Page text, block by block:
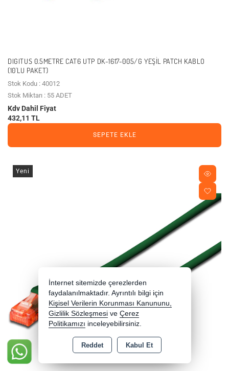
DIGITUS 0.5METRE CAT6 UTP DK-1617-005/G YEŞIL PATCH KABLO
(10'LU PAKET)
Stok Kodu : 40012
Stok Miktarı : 55 ADET
Kdv Dahil Fiyat
432,11 TL
SEPETE EKLE
Yeni
İnternet sitemizde çerezlerden
faydalanılmaktadır. Ayrıntılı bilgi için
Kişisel Verilerin Korunması Kanununu,
Gizlilik Sözleşmesi ve Çerez
Politikamızı inceleyebilirsiniz.
Reddet Kabul Et